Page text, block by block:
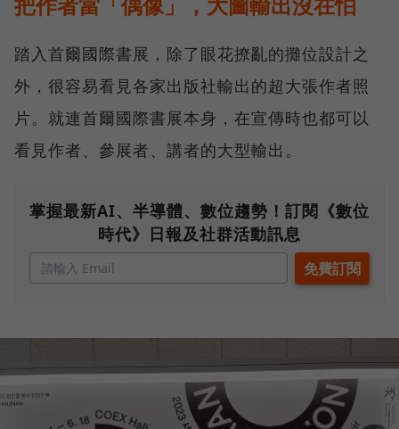
踏入首爾國際書展，除了眼花撩亂的攤位設計之
外，很容易看見各家出版社輸出的超大張作者照
片。就連首爾國際書展本身，在宣傳時也都可以
看見作者、參展者、講者的大型輸出。
掌握最新AI、半導體、數位趨勢！訂閱《數位
時代》日報及社群活動訊息